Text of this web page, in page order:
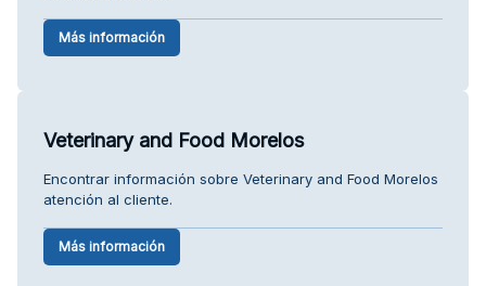
Más información
Veterinary and Food Morelos
Encontrar información sobre Veterinary and Food Morelos
atención al cliente.
Más información